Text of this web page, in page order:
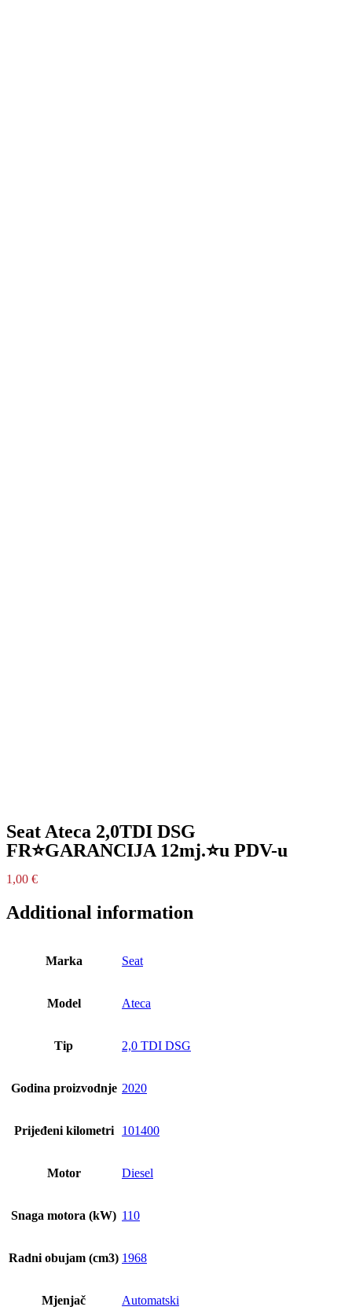
Seat Ateca 2,0TDI DSG
FR⭐GARANCIJA 12mj.⭐u PDV-u
1,00 €
Additional information
Marka Seat
Model Ateca
Tip 2,0 TDI DSG
Godina proizvodnje 2020
Prijeđeni kilometri 101400
Motor Diesel
Snaga motora (kW) 110
Radni obujam (cm3) 1968
Mjenjač Automatski